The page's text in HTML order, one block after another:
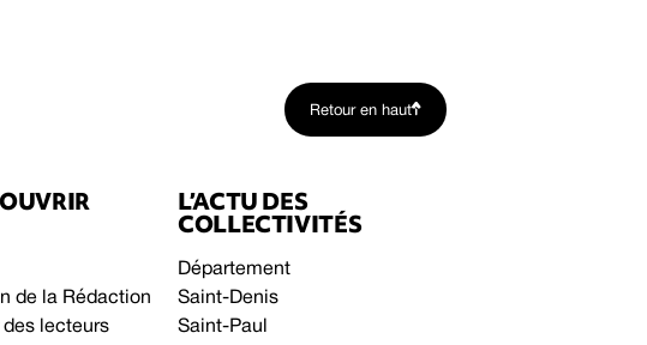
Retour en haut
de la Rédaction
des lecteurs
L’ACTU DES
COLLECTIVITÉS
Département
Saint-Denis
Saint-Paul